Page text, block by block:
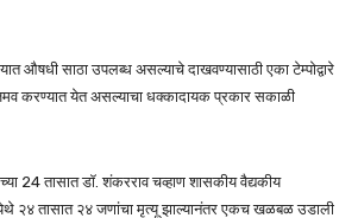
औषधी साठा उपलब्ध असल्याचे दाखवण्यासाठी एका टेम्पोद्वारे
करण्यात येत असल्याचा धक्कादायक प्रकार सकाळी
24 तासात डॉ. शंकरराव चव्हाण शासकीय वैद्यकीय
२४ तासात २४ जणांचा मृत्यू झाल्यानंतर एकच खळबळ उडाली